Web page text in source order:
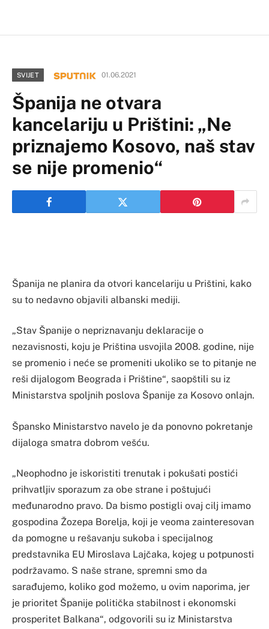
SVIJET 01.06.2021
Španija ne otvara
kancelariju u Prištini: „Ne
priznajemo Kosovo, naš stav
se nije promenio“
Španija ne planira da otvori kancelariju u Prištini, kako
su to nedavno objavili albanski mediji.
„Stav Španije o nepriznavanju deklaracije o
nezavisnosti, koju je Priština usvojila 2008. godine, nije
se promenio i neće se promeniti ukoliko se to pitanje ne
reši dijalogom Beograda i Prištine“, saopštili su iz
Ministarstva spoljnih poslova Španije za Kosovo onlajn.
Špansko Ministarstvo navelo je da ponovno pokretanje
dijaloga smatra dobrom vešću.
„Neophodno je iskoristiti trenutak i pokušati postići
prihvatljiv sporazum za obe strane i poštujući
međunarodno pravo. Da bismo postigli ovaj cilj imamo
gospodina Žozepa Borelja, koji je veoma zainteresovan
da pomogne u rešavanju sukoba i specijalnog
predstavnika EU Miroslava Lajčaka, kojeg u potpunosti
podržavamo. S naše strane, spremni smo da
sarađujemo, koliko god možemo, u ovim naporima, jer
je prioritet Španije politička stabilnost i ekonomski
prosperitet Balkana“, odgovorili su iz Ministarstva